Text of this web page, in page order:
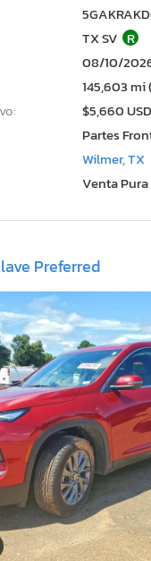
TX SV R
08/10/
145,603
$5,660 USD
Partes
Wilmer, TX
Venta Pura
Preferred